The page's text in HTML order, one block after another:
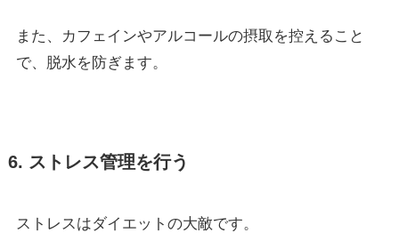
また、カフェインやアルコールの摂取を控えること
で、脱水を防ぎます。
6. ストレス管理を行う
ストレスはダイエットの大敵です。